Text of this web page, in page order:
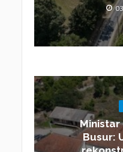
Ministar
Busur: